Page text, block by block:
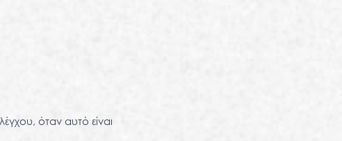
όταν αυτό είναι